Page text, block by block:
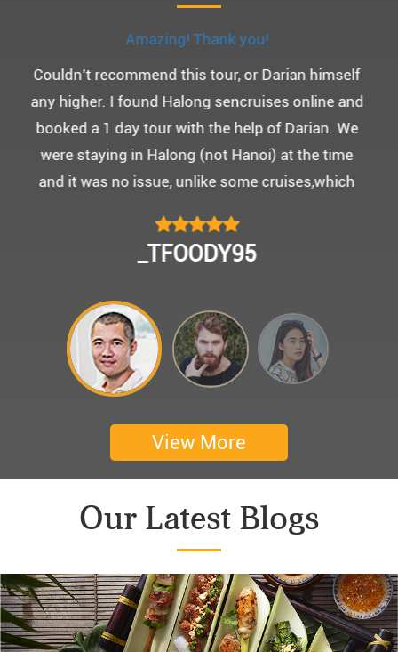
Monchery cruis, 즐거웠던 어머니 환갑여행~
어머니 환갑여행을 기념하여 하롱베이, 몽쉐리 크
루즈 여행을 다녀왔어요. ^^
부모님을 모시고 가는 여행인만큼 비교적 선선한 2
월말에 Darian Culbert를 통해서 다녀왔습니다.
5성급 신식 몽쉐리 크루즈와 리무진 버스 덕분에 부
멀미가 있으신 부모님을 배려해서 리무진에서 앞좌
석으로 배치해주시어 고마웠습니다.
킹은 부모님께 멋진 추억을 만들어 주었네요.
어머니 환갑을 기념하여 몽쉐리 크루즈에서 이쁜
꽃다발과 맛있는 케잌으로 깜짝 파티를 만들어 주
셨어요. 어머니께서 큰 감동을 받으셨답니다. 멋진
추억을 만들어 주신 몽쉐리 크루즈와 Darian
Culbert께 감사드려요 ^^
Thanks for giving my family good services.
I hope you are happy everyday.
My parents said, we were happy in harong bey. ^^
Have a nice day.
Ngày trải nghiệm: tháng 2 năm 2019
CHOKYUNGSEOK
View More
Our Latest Blogs